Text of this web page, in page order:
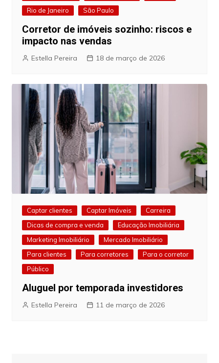
Rio de Janeiro
São Paulo
Corretor de imóveis sozinho: riscos e
impacto nas vendas
Estella Pereira 18 de março de 2026
Captar clientes Captar Imóveis
Carreira
Dicas de compra e venda
Educação Imobiliária
Marketing Imobiliário
Mercado Imobiliário
Para clientes
Para corretores
Para o corretor
Público
Aluguel por temporada investidores
Estella Pereira 11 de março de 2026